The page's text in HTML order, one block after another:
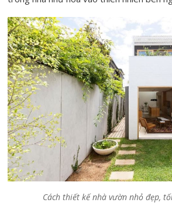
Cách thiết kế nhà vườn nhỏ đẹp,